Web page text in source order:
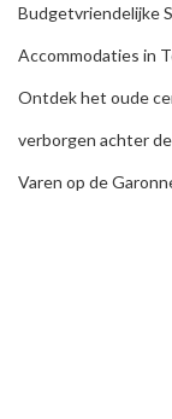
Budgetvriendelijke
Accommodaties in
Ontdek het oude
verborgen achter
Varen op de